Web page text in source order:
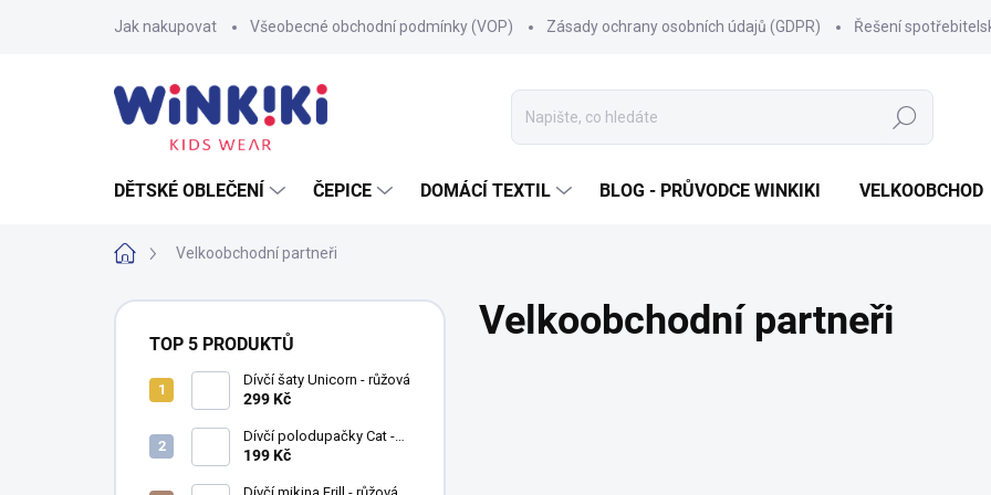
Jak nakupovat Všeobecné obchodní podmínky (VOP) Zásady ochrany osobních údajů (GDPR) Řešení
Hledat
DĚTSKÉ OBLEČENÍ ČEPICE DOMÁCÍ TEXTIL BLOG - PRŮVODCE WINKIKI VELKOOBCHOD
Domů Velkoobchodní partneři
P
TOP 5 PRODUKTŮ
Dívčí šaty Unicorn - růžová
299 Kč
Dívčí polodupačky Cat -
fuchsie
199 Kč
Velkoobchodní partneři